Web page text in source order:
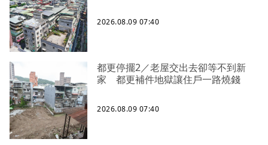
2026.08.09 07:40
都更停擺2／老屋交出去卻等不到新
家 都更補件地獄讓住戶一路燒錢
2026.08.09 07:40